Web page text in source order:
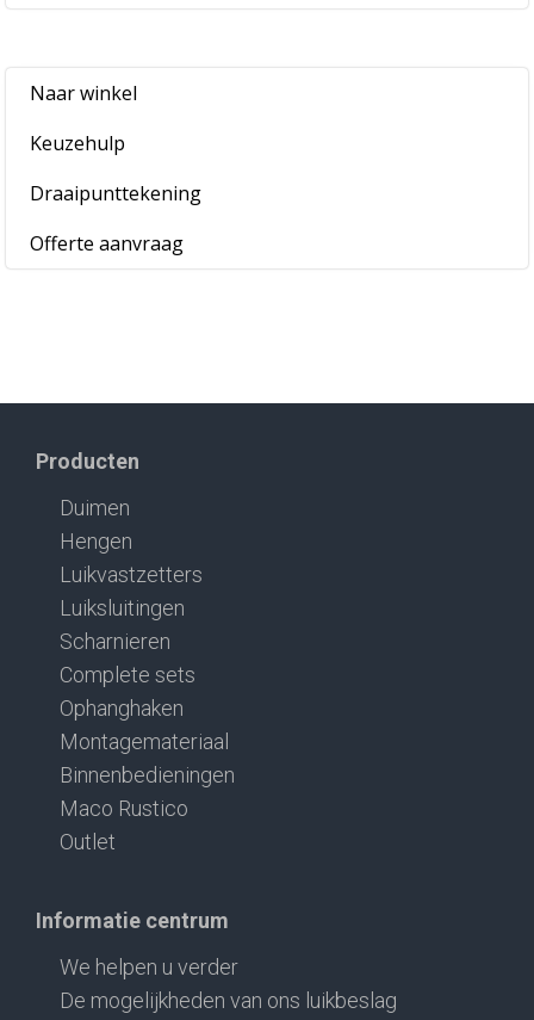
Naar winkel
Keuzehulp
Draaipunttekening
Offerte aanvraag
Producten
Duimen
Hengen
Luikvastzetters
Luiksluitingen
Scharnieren
Complete sets
Ophanghaken
Montagemateriaal
Binnenbedieningen
Maco Rustico
Outlet
Informatie centrum
We helpen u verder
De mogelijkheden van ons luikbeslag